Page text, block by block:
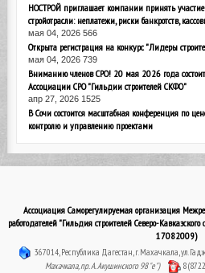
НОСТРОЙ приглашает компании принять
стройотрасли: неплатежи, риски банкротств,
мая 04, 2026 566
Открыта регистрация на конкурс "Лидеры
мая 04, 2026 739
Вниманию членов СРО! 20 мая 2026 года
Ассоциации СРО "Гильдии строителей СКФО"
апр 27, 2026 1525
В Сочи состоится масштабная конференция по
контролю и управлению проектами
Ассоциация Саморегулируемая организация
работодателей "Гильдия строителей Северо-
17082009)
367014, Республика Дагестан, г. Махачкала, ул.
Махачкала, пр. А. Акушинского 98 "е")
8